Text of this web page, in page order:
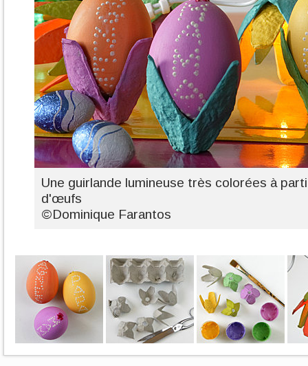
Une guirlande lumineuse très colorées à
d'œufs
©Dominique Farantos